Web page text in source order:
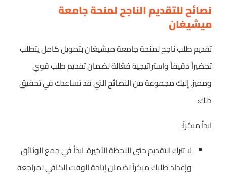
نصائح للتقديم الناجح لمنحة جامعة
ميشيغان
تقديم طلب ناجح لمنحة جامعة ميشيغان بتمويل كامل يتطلب
تحضيراً دقيقاً واستراتيجية فعّالة لضمان تقديم طلب قوي
ومميز. إليك مجموعة من النصائح التي قد تساعدك في تحقيق
ذلك:
ابدأ مبكراً:
لا تترك التقديم حتى اللحظة الأخيرة. ابدأ في جمع الوثائق
وإعداد طلبك مبكراً لضمان إتاحة الوقت الكافي لمراجعة